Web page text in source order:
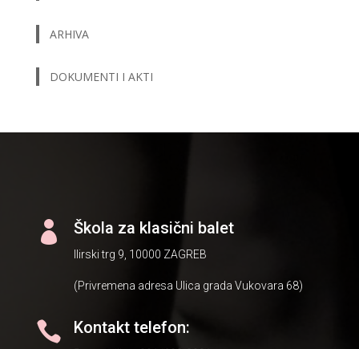
ARHIVA
DOKUMENTI I AKTI
 Škola za klasični balet
Ilirski trg 9, 10000 ZAGREB
(Privremena adresa Ulica grada Vukovara 68)
 Kontakt telefon: